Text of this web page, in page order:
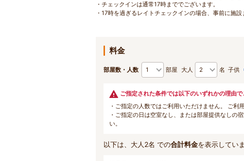
・チェックインは通常17時まででございます。
・17時を過ぎるレイトチェックインの場合、事前に施
料金
部屋数・人数 部屋 大人 名 子供
ご指定された条件では以下のいずれかの理由で
・ご指定の人数ではご利用いただけません。 ご利
・ご指定の日は空室なし、または部屋提供なしの
い。
以下は、大人2名 での合計料金を表示してい